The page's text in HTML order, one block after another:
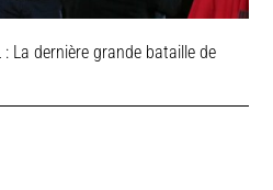
: La dernière grande bataille de